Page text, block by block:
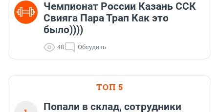
Чемпионат России Казань ССК
Свияга Пара Трап Как это
было))))
48 Обсудить
ТОП 5
Попали в склад, сотрудники